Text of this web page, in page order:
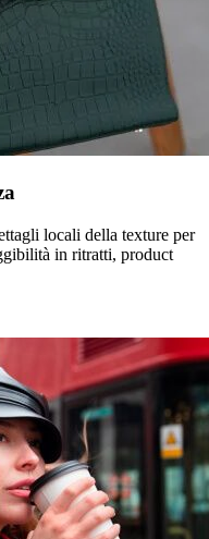
locali della texture per
in ritratti, product